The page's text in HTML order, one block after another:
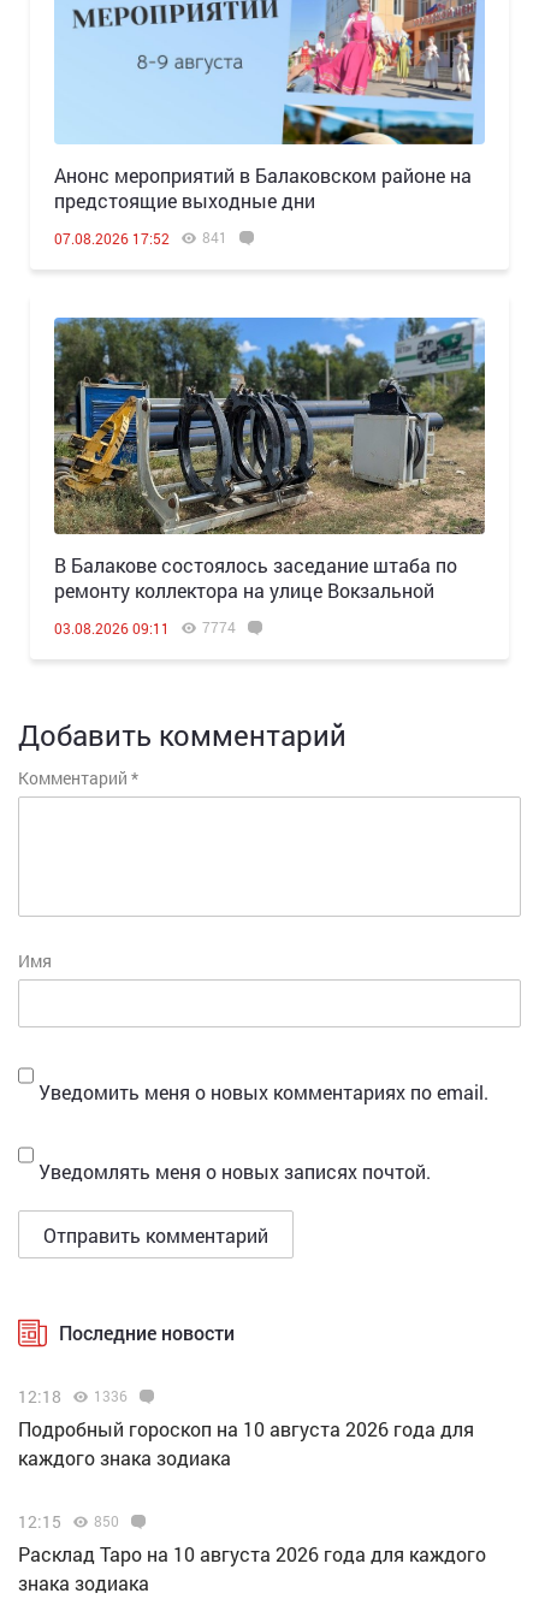
Анонс мероприятий в Балаковском районе на
предстоящие выходные дни
07.08.2026 17:52 841
В Балакове состоялось заседание штаба по
ремонту коллектора на улице Вокзальной
03.08.2026 09:11 7774
Добавить комментарий
Комментарий *
Имя
Уведомить меня о новых комментариях по email.
Уведомлять меня о новых записях почтой.
Последние новости
12:18 1336
Подробный гороскоп на 10 августа 2026 года для
каждого знака зодиака
12:15 850
Расклад Таро на 10 августа 2026 года для каждого
знака зодиака